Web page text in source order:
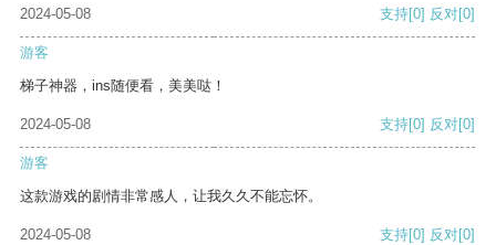
2024-05-08
支持[0] 反对[0]
游客
梯子神器，ins随便看，美美哒！
2024-05-08 支持[0] 反对[0]
游客
这款游戏的剧情非常感人，让我久久不能忘怀。
2024-05-08 支持[0] 反对[0]